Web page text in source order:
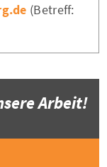
(Betreff:
Arbeit!